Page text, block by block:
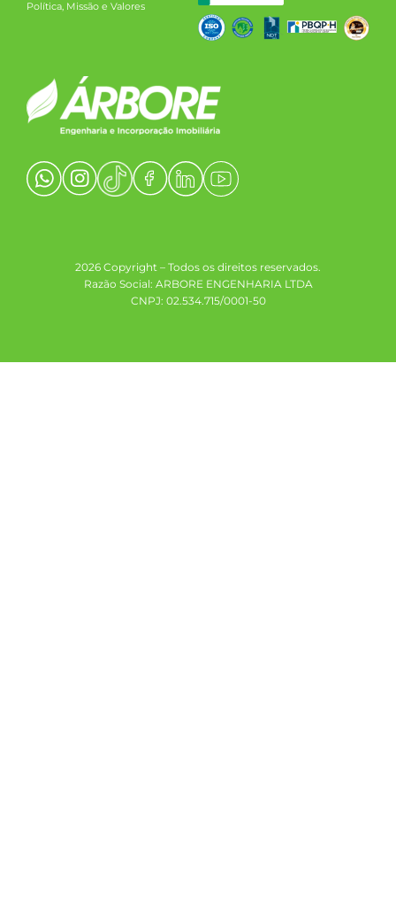
Política, Missão e Valores
2026 Copyright – Todos os direitos reservados.
Razão Social: ARBORE ENGENHARIA LTDA
CNPJ: 02.534.715/0001-50